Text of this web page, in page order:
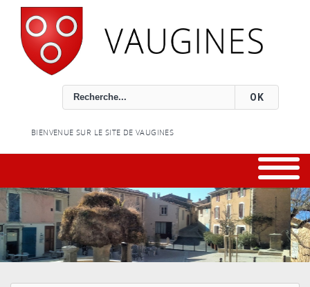
OK
BIENVENUE SUR LE SITE DE VAUGINES